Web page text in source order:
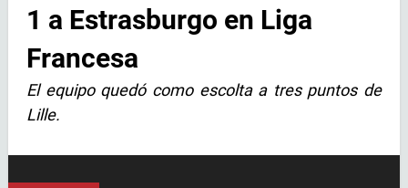
1 a Estrasburgo en Liga
Francesa
El equipo quedó como escolta a tres puntos de
Lille.